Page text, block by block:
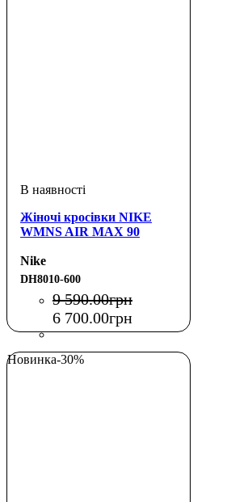
Жіночі кросівки NIKE
WMNS AIR MAX 90
Nike
DH8010-600
9 590.00грн
6 700.00грн
Новинка-30%